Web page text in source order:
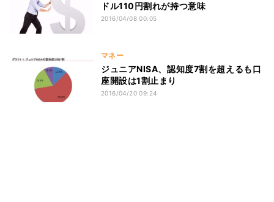
ドル110円割れが持つ意味
2016/04/08 00:05
マネー
ジュニアNISA、認知度7割を超えるも口
座開設は1割止まり
2016/04/20 09:24